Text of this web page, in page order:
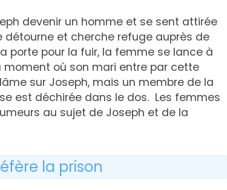
devenir un homme et se sent attirée
détourne et cherche refuge auprès de
porte pour la fuir, la femme se lance à
moment où son mari entre par cette
sur Joseph, mais un membre de la
est déchirée dans le dos. Les femmes
au sujet de Joseph et de la
la prison